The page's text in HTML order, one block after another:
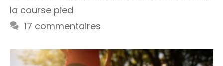
la course pied
17 commentaires